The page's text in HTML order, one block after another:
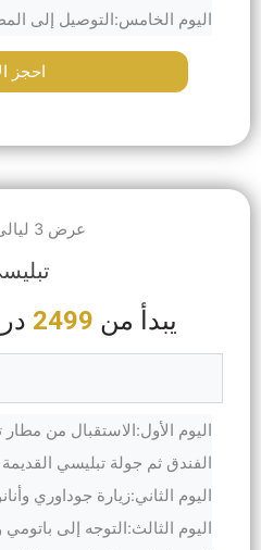
اليوم الخامس:التوصيل إلى
احجز
عرض 3 ليالى/4 أيام
يبدأ من 2499
اليوم الأول:الاستقبال من
الفندق ثم جولة تبليسي القديمة
اليوم الثاني:زيارة جوداوري
اليوم الثالث:التوجه إلى